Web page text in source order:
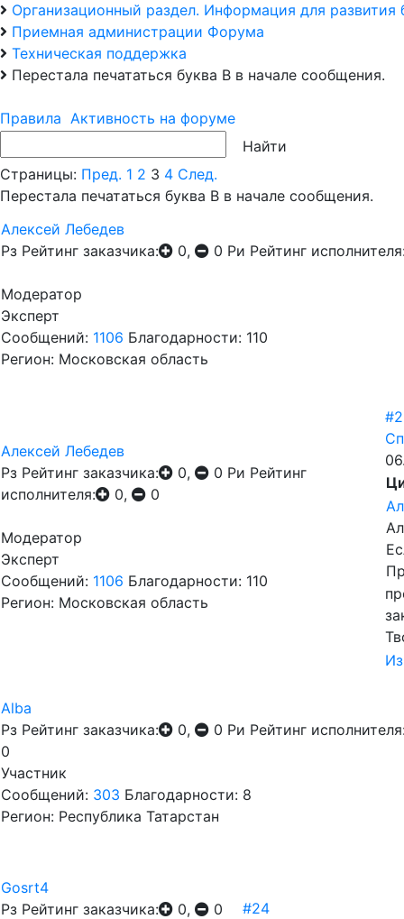
Организационный раздел. Информация для развития
Приемная администрации Форума
Техническая поддержка
Перестала печататься буква В в начале сообщения.
Правила Активность на форуме
Страницы: Пред. 1 2 3 4 След.
Перестала печататься буква В в начале сообщения.
Алексей Лебедев
Рз Рейтинг заказчика: 0, 0 Ри Рейтинг
Модератор
Эксперт
Сообщений: 1106 Благодарности: 110
Регион: Московская область
Алексей Лебедев
Рз Рейтинг заказчика: 0, 0 Ри Рейтинг
исполнителя:
0, 0
Модератор
Эксперт
Сообщений: 1106 Благодарности: 110
Регион: Московская область
Alba
Рз Рейтинг заказчика: 0, 0 Ри Рейтинг
0
Участник
Сообщений: 303 Благодарности: 8
Регион: Республика Татарстан
Gosrt4
Рз Рейтинг заказчика: 0,
0
#24